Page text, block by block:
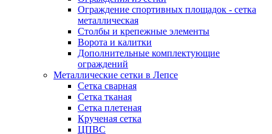
Ограждение спортивных площадок - сетка
металлическая
Столбы и крепежные элементы
Ворота и калитки
Дополнительные комплектующие
ограждений
Металлические сетки в Лепсе
Сетка сварная
Сетка тканая
Сетка плетеная
Крученая сетка
ЦПВС